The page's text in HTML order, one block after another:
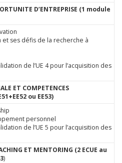
D’ENTREPRISE (1 module
ses défis de la recherche à
de l’UE 4 pour l’acquisition des
ET COMPETENCES
ou EE53)
personnel
de l’UE 5 pour l’acquisition des
ET MENTORING (2 ECUE au
)